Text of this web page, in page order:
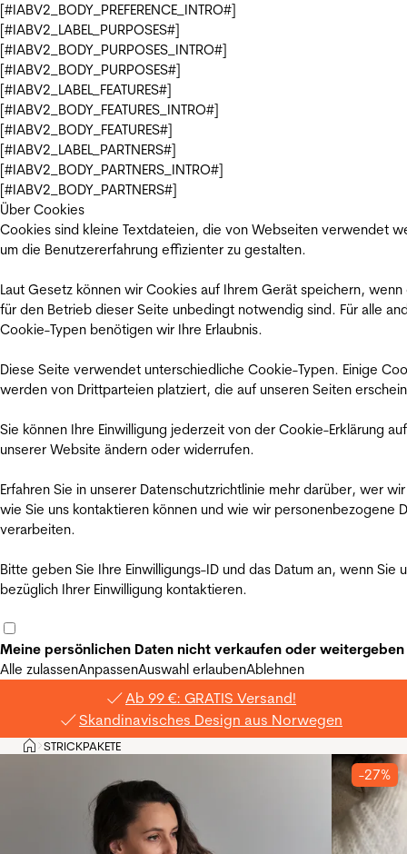
[#IABV2_BODY_PREFERENCE_INTRO#]
[#IABV2_LABEL_PURPOSES#]
[#IABV2_BODY_PURPOSES_INTRO#]
[#IABV2_BODY_PURPOSES#]
[#IABV2_LABEL_FEATURES#]
[#IABV2_BODY_FEATURES_INTRO#]
[#IABV2_BODY_FEATURES#]
[#IABV2_LABEL_PARTNERS#]
[#IABV2_BODY_PARTNERS_INTRO#]
[#IABV2_BODY_PARTNERS#]
Über Cookies
Cookies sind kleine Textdateien, die von Webseiten verwendet
um die Benutzererfahrung effizienter zu gestalten.
Laut Gesetz können wir Cookies auf Ihrem Gerät speichern, wenn
für den Betrieb dieser Seite unbedingt notwendig sind. Für alle
Cookie-Typen benötigen wir Ihre Erlaubnis.
Diese Seite verwendet unterschiedliche Cookie-Typen. Einige
werden von Drittparteien platziert, die auf unseren Seiten
Sie können Ihre Einwilligung jederzeit von der Cookie-Erklärung auf
unserer Website ändern oder widerrufen.
Erfahren Sie in unserer Datenschutzrichtlinie mehr darüber, wer
wie Sie uns kontaktieren können und wie wir personenbezogene
verarbeiten.
Bitte geben Sie Ihre Einwilligungs-ID und das Datum an, wenn Sie
bezüglich Ihrer Einwilligung kontaktieren.
Meine persönlichen Daten nicht verkaufen oder weitergeben
Alle zulassenAnpassenAuswahl erlaubenAblehnen
Ab 99 €: GRATIS Versand!
Skandinavisches Design aus Norwegen
Privat
>STRICKPAKETE
-27%